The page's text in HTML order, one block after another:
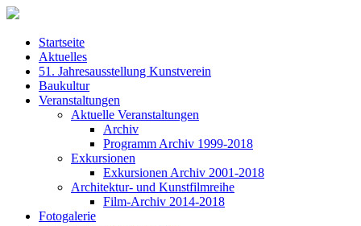
Startseite
Aktuelles
51. Jahresausstellung Kunstverein
Baukultur
Veranstaltungen
Aktuelle Veranstaltungen
Archiv
Programm Archiv 1999-2018
Exkursionen
Exkursionen Archiv 2001-2018
Architektur- und Kunstfilmreihe
Film-Archiv 2014-2018
Fotogalerie